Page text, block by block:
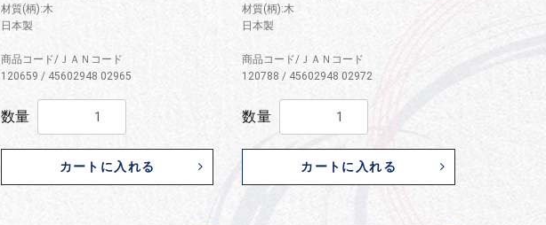
材質(柄):木
日本製
商品コード/ＪＡＮコード
120659 / 45602948 02965
数量
カートに入れる
材質(柄):木
日本製
商品コード/ＪＡＮコード
120788 / 45602948 02972
数量
カートに入れる